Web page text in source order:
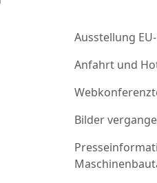
Ausstellung
Anfahrt und
Bilder